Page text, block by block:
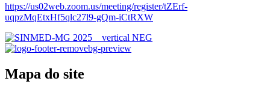
https://us02web.zoom.us/meeting/register/tZErf-
uqpzMqEtxHf5qlc27l9-gQm-iCtRXW
Mapa do site